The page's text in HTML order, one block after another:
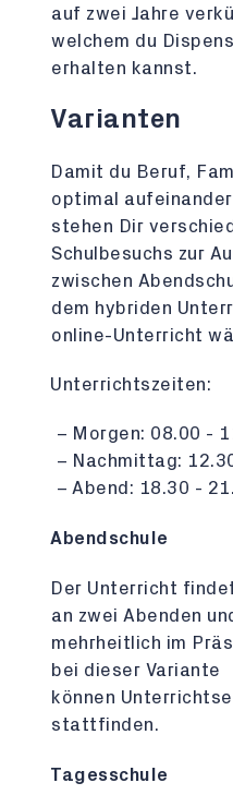
auf zwei Jahre
welchem du
erhalten kannst.
Varianten
Damit du Beruf,
optimal
stehen Dir
Schulbesuchs zur
zwischen
dem hybriden
online-Unterricht
Unterrichtszeiten:
Morgen: 08.00 -
Nachmittag:
Abend: 18.30 -
Abendschule
Der Unterricht
an zwei Abenden
mehrheitlich im
bei dieser Variante
können
stattfinden.
Tagesschule